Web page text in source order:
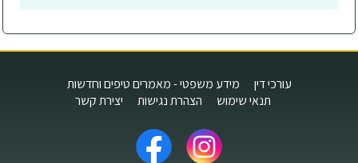
עורכי דין
מידע משפטי - מאמרים טיפים וחדשות
תנאי שימוש
הצהרת נגישות יצירת קשר